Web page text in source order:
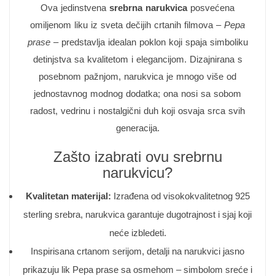
Ova jedinstvena srebrna narukvicaposvećena
omiljenom liku iz sveta dečijih crtanih filmova – Pepa
prase– predstavlja idealan poklon koji spaja simboliku
detinjstva sa kvalitetom i elegancijom. Dizajnirana s
posebnom pažnjom, narukvica je mnogo više od
jednostavnog modnog dodatka; ona nosi sa sobom
radost, vedrinu i nostalgični duh koji osvaja srca svih
generacija.
Zašto izabrati ovu srebrnu
narukvicu?
Kvalitetan materijal: Izrađena od visokokvalitetnog 925
sterling srebra, narukvica garantuje dugotrajnost i sjaj koji
neće izbledeti.
Inspirisana crtanom serijom, detalji na narukvici jasno
prikazuju lik Pepa prase sa osmehom – simbolom sreće i